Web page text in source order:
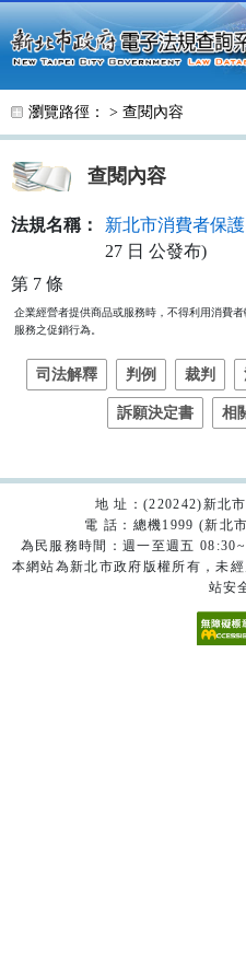
跳至主要內容
瀏覽路徑： > 查閱內容
查閱內容
法規名稱： 新北市消費者保
27 日 公發布)
第 7 條
企業經營者提供商品或服務時，不得利用消費
服務之促銷行為。
司法解釋 判例 裁判
訴願決定書 相
地 址：(220242)新北
電 話：總機1999 (新北
為民服務時間：週一至週五
本網站為新北市政府版權所有，未
站安